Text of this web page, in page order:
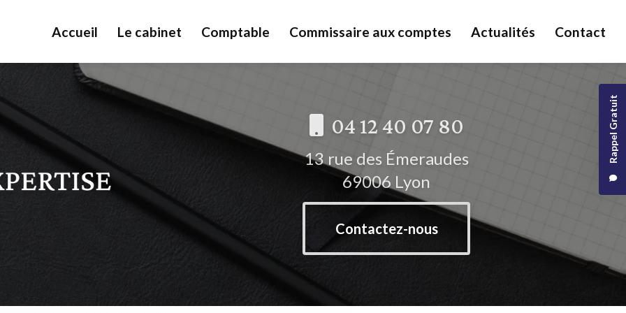
Rappel Gratuit
Accueil Le cabinet Comptable Commissaire aux comptes Actualités Contact
04 12 40 07 80
13 rue des Émeraudes
69006 Lyon
Contactez-nous